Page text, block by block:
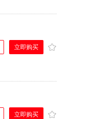
立即购买
立即购买